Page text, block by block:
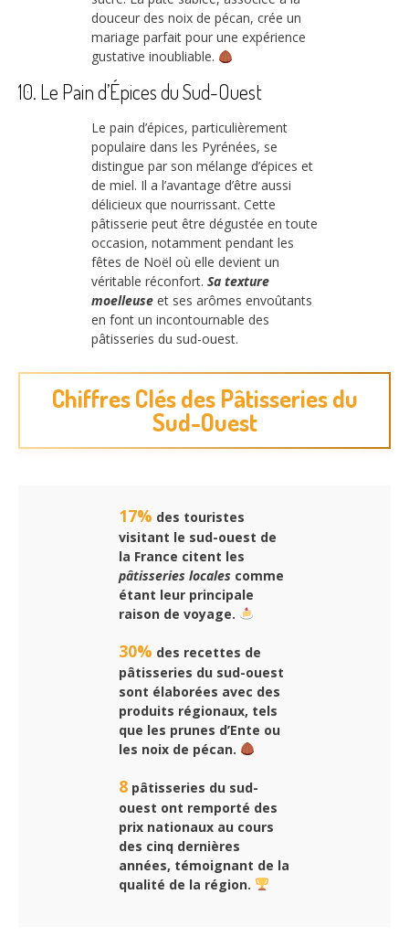
douceur des noix de pécan, crée un
mariage parfait pour une expérience
gustative inoubliable.
10. Le Pain d’Épices du Sud-Ouest
Le pain d’épices, particulièrement
populaire dans les Pyrénées, se
distingue par son mélange d’épices et
de miel. Il a l’avantage d’être aussi
délicieux que nourrissant. Cette
pâtisserie peut être dégustée en toute
occasion, notamment pendant les
fêtes de Noël où elle devient un
véritable réconfort. Sa texture
moelleuse et ses arômes envoûtants
en font un incontournable des
pâtisseries du sud-ouest.
Chiffres Clés des Pâtisseries du
Sud-Ouest
17% des touristes
visitant le sud-ouest de
la France citent les
pâtisseries locales comme
étant leur principale
raison de voyage.
30% des recettes de
pâtisseries du sud-ouest
sont élaborées avec des
produits régionaux, tels
que les prunes d’Ente ou
les noix de pécan.
8 pâtisseries du sud-
ouest ont remporté des
prix nationaux au cours
des cinq dernières
années, témoignant de la
qualité de la région.